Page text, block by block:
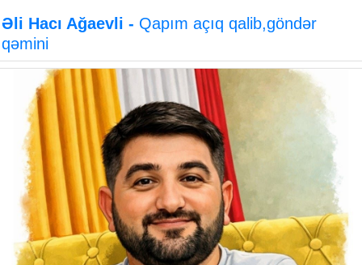
Əli Hacı Ağaevli - Qapım açıq qalib,göndər
qəmini